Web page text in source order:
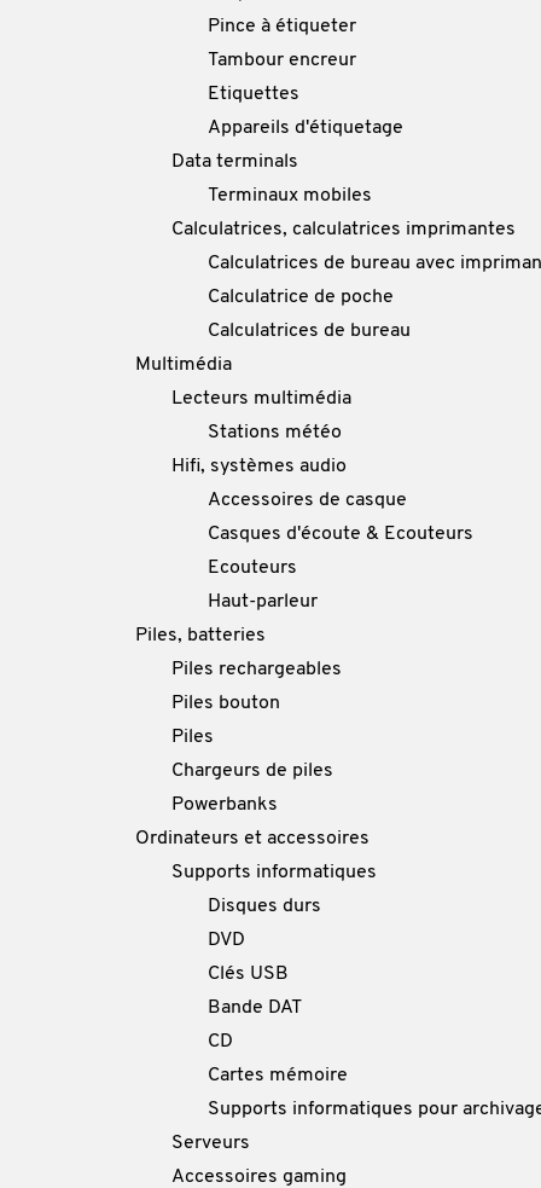
Pince à étiqueter
Tambour encreur
Etiquettes
Appareils d'étiquetage
Data terminals
Terminaux mobiles
Calculatrices, calculatrices imprimantes
Calculatrices de bureau avec
Calculatrice de poche
Calculatrices de bureau
Multimédia
Lecteurs multimédia
Stations météo
Hifi, systèmes audio
Accessoires de casque
Casques d'écoute & Ecouteurs
Ecouteurs
Haut-parleur
Piles, batteries
Piles rechargeables
Piles bouton
Piles
Chargeurs de piles
Powerbanks
Ordinateurs et accessoires
Supports informatiques
Disques durs
DVD
Clés USB
Bande DAT
CD
Cartes mémoire
Supports informatiques pour
Serveurs
Accessoires gaming